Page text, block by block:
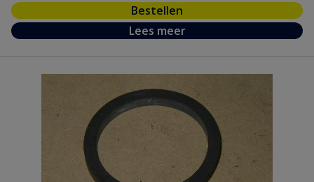
Bestellen
Lees meer